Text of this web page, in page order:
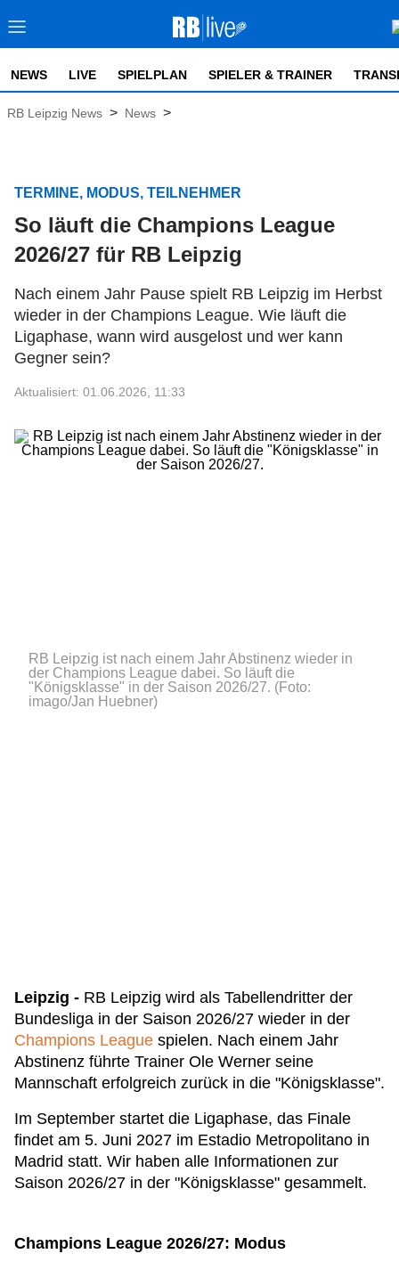
NEWS LIVE SPIELPLAN SPIELER & TRAINER
RB Leipzig News > News >
TERMINE, MODUS, TEILNEHMER
So läuft die Champions League
2026/27 für RB Leipzig
Nach einem Jahr Pause spielt RB Leipzig im Herbst
wieder in der Champions League. Wie läuft die
Ligaphase, wann wird ausgelost und wer kann
Gegner sein?
Aktualisiert: 01.06.2026, 11:33
RB Leipzig ist nach einem Jahr Abstinenz wieder in
der Champions League dabei. So läuft die
"Königsklasse" in der Saison 2026/27. (Foto:
imago/Jan Huebner)
Leipzig - RB Leipzig wird als Tabellendritter der
Bundesliga in der Saison 2026/27 wieder in der
Champions League spielen. Nach einem Jahr
Abstinenz führte Trainer Ole Werner seine
Mannschaft erfolgreich zurück in die "Königsklasse".
Im September startet die Ligaphase, das Finale
findet am 5. Juni 2027 im Estadio Metropolitano in
Madrid statt. Wir haben alle Informationen zur
Saison 2026/27 in der "Königsklasse" gesammelt.
Champions League 2026/27: Modus